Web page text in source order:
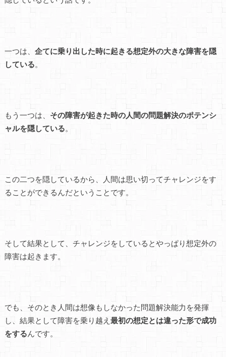
一つは、 企てに乗り出した時に起きる想定外の大きな障害を隠
している
もう一つは、 その障害が起きた時の人間の問題解決のポテンシ
ャルを隠している。
この二つを隠しているから、人間は思い切ってチャレンジをす
ることができるんだということです。
そして結果として、チャレンジをしているとやっぱり想定外の
障害は起きます。
でも、そのとき人間は想像もしなかった問題解決能力を発揮
し、結果として障害を乗り越え 最初の想定とは違った形で成功
をするんです。